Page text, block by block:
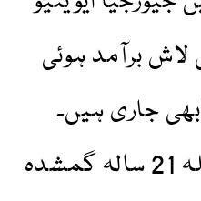
لاش برآمد ہوئی
جاری ہیں۔
تھانہ نمبر 61 کا عملہ 21 سالہ گمشدہ